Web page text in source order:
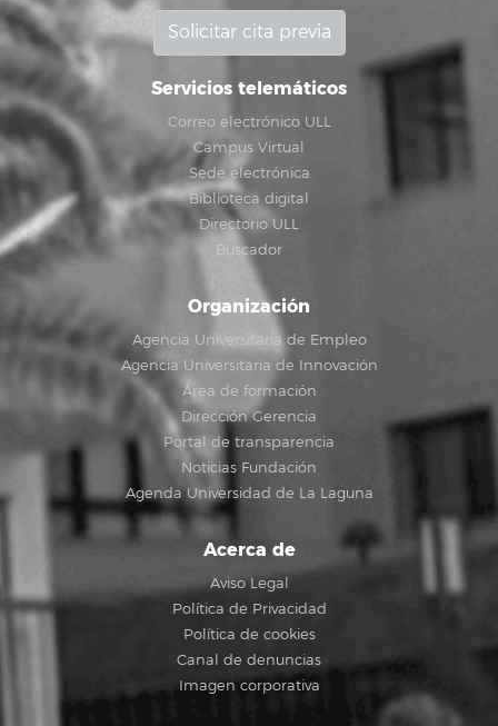
Solicitar cita previa
Servicios telemáticos
Correo electrónico ULL
Campus Virtual
Sede electrónica
Biblioteca digital
Directorio ULL
Buscador
Organización
Agencia Universitaria de Empleo
Agencia Universitaria de Innovación
Área de formación
Dirección Gerencia
Portal de transparencia
Noticias Fundación
Agenda Universidad de La Laguna
Acerca de
Aviso Legal
Política de Privacidad
Política de cookies
Canal de denuncias
Imagen corporativa